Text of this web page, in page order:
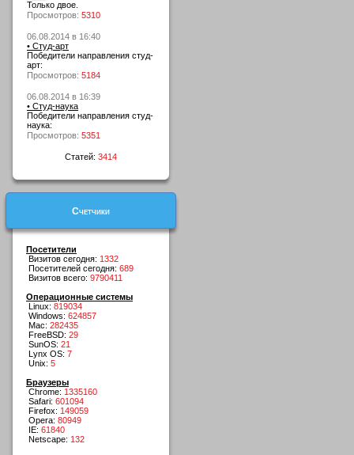
Только двое.
Просмотров: 5310
06.08.2014 в 16:40
• Студ-арт
Победители направления студ-
арт:
Просмотров: 5184
06.08.2014 в 16:39
• Студ-наука
Победители направления студ-
наука:
Просмотров: 5351
Статей: 3414
Счетчики
Посетители
Визитов сегодня: 1332
Посетителей сегодня: 689
Визитов всего: 9790411
Операционные системы
Linux: 819034
Windows: 624857
Mac: 282435
FreeBSD: 29
SunOS: 21
Lynx OS: 7
Unix: 5
Браузеры
Chrome: 1335160
Safari: 601094
Firefox: 149059
Opera: 80949
IE: 61840
Netscape: 132